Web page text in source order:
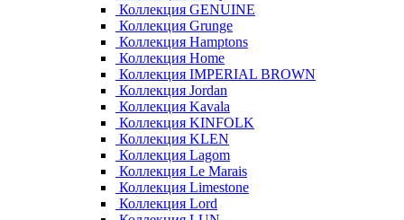
Коллекция GENUINE
Коллекция Grunge
Коллекция Hamptons
Коллекция Home
Коллекция IMPERIAL BROWN
Коллекция Jordan
Коллекция Kavala
Коллекция KINFOLK
Коллекция KLEN
Коллекция Lagom
Коллекция Le Marais
Коллекция Limestone
Коллекция Lord